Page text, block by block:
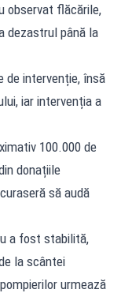
observat flăcările,
dezastrul până la
de intervenție, însă
iar intervenția a
100.000 de
donațiile
să audă
a fost stabilită,
la scântei
urmează